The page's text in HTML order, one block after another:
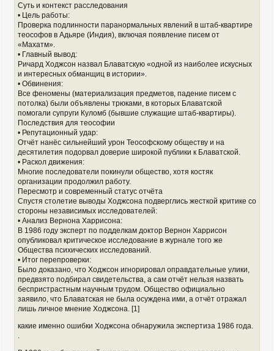
Суть и контекст расследования
• Цель работы:
Проверка подлинности паранормальных явлений в штаб-квартире
теософов в Адьяре (Индия), включая появление писем от
«Махатм».
• Главный вывод:
Ричард Ходжсон назвал Блаватскую «одной из наиболее искусных
и интересных обманщиц в истории».
• Обвинения:
Все феномены (материализация предметов, падение писем с
потолка) были объявлены трюками, в которых Блаватской
помогали супруги Куломб (бывшие служащие штаб-квартиры).
Последствия для теософии
• Репутационный удар:
Отчёт нанёс сильнейший урон Теософскому обществу и на
десятилетия подорвал доверие широкой публики к Блаватской.
• Раскол движения:
Многие последователи покинули общество, хотя костяк
организации продолжил работу.
Пересмотр и современный статус отчёта
Спустя столетие выводы Ходжсона подверглись жесткой критике со
стороны независимых исследователей:
• Анализ Вернона Харрисона:
В 1986 году эксперт по подделкам доктор Вернон Харрисон
опубликовал критическое исследование в журнале того же
Общества психических исследований.
• Итог перепроверки:
Было доказано, что Ходжсон игнорировал оправдательные улики,
предвзято подбирал свидетельства, а сам отчёт нельзя назвать
беспристрастным научным трудом. Общество официально
заявило, что Блаватская не была осуждена ими, а отчёт отражал
лишь личное мнение Ходжсона. [1]
какие именно ошибки Ходжсона обнаружила экспертиза 1986 года.